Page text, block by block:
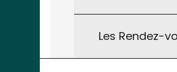
Les Rendez-